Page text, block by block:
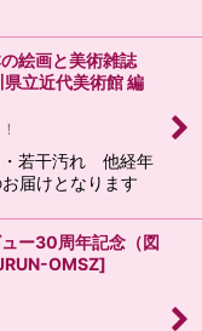
絵画と美術雑誌
立近代美術館 編
若干汚れ 他経年
届けとなります
ー30周年記念（図
OMSZ]